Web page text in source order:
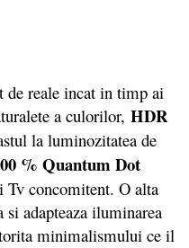
reale incat in timp ai
a culorilor, HDR
la luminozitatea de
% Quantum Dot
Tv concomitent. O alta
adapteaza iluminarea
minimalismului ce il